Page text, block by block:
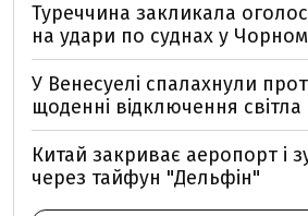
Туреччина закликала
на удари по суднах у
У Венесуелі спалахнули
щоденні відключення світла
Китай закриває аеропорт і
через тайфун "Дельфін"